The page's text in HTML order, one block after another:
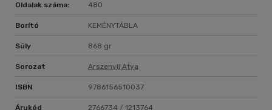
Oldalak száma: 480
Borító KEMÉNYTÁBLA
Súly 868 gr
Sorozat Arszenyij Atya
ISBN 9786156510037
Árukód 2766734 / 1213764